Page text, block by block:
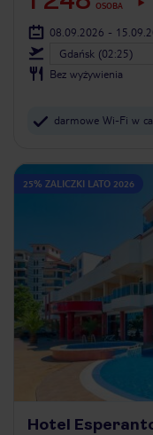
OSOBA
08.09.2026 -
Gdańsk (02:25)
Bez wyżywienia
darmowe Wi-Fi w
25% ZALICZKI LATO 2026
Hotel